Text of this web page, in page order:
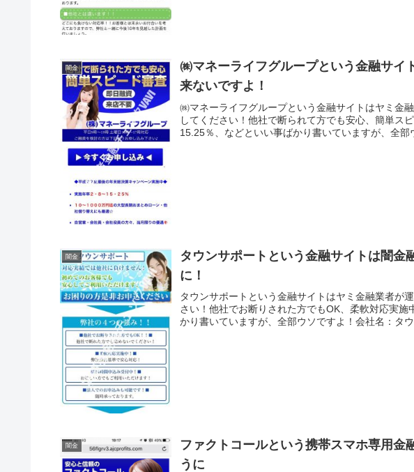
闇金
㈱マネーライフグループという金融サイ
来ないですよ！
㈱マネーライフグループという金融サイトはヤミ金
してください！他社で断られて方でも安心、簡単ス
15.25％、などといい事ばかり書いていますが、全部
闇金
タウンサポートという金融サイトは闇金
に！
タウンサポートという金融サイトはヤミ金融業者が
さい！他社でお断りされた方でもOK、柔軟対応実
かり書いていますが、全部ウソですよ！会社名：タ
闇金
ファクトコールという携帯スマホ専用金
うに